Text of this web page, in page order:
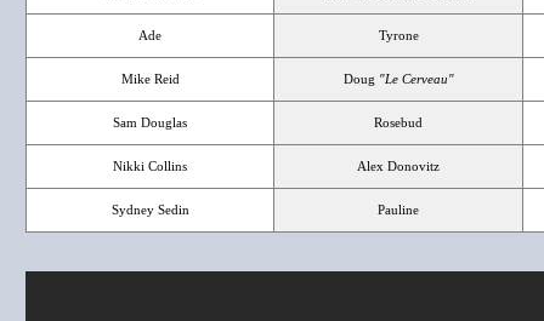
Ade Tyrone
Mike Reid Doug "Le Cerveau"
Sam Douglas Rosebud
Nikki Collins Alex Donovitz
Sydney Sedin Pauline